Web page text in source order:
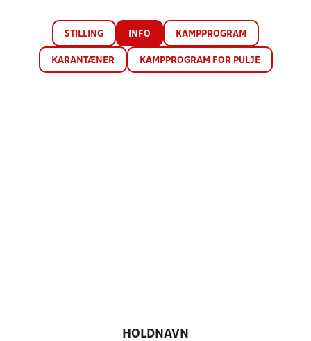
STILLING INFO KAMPPROGRAM
KARANTÆNER KAMPPROGRAM FOR PULJE
HOLDNAVN